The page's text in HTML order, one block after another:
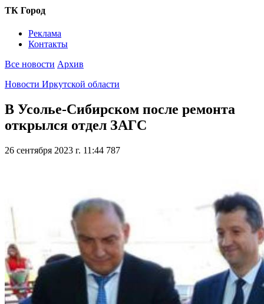
ТК Город
Реклама
Контакты
Все новости Архив
Новости Иркутской области
В Усолье-Сибирском после ремонта
открылся отдел ЗАГС
26 сентября 2023 г. 11:44 787